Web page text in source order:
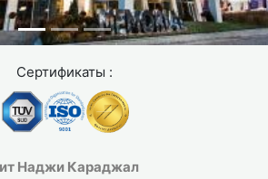
Сертификаты :
Наджи Караджал